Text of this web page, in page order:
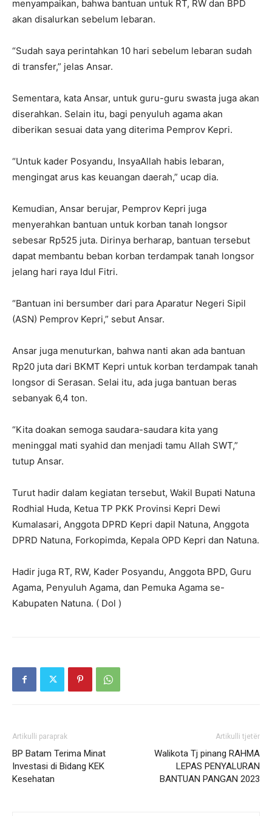
menyampaikan, bahwa bantuan untuk RT, RW dan BPD
akan disalurkan sebelum lebaran.
“Sudah saya perintahkan 10 hari sebelum lebaran sudah
di transfer,” jelas Ansar.
Sementara, kata Ansar, untuk guru-guru swasta juga akan
diserahkan. Selain itu, bagi penyuluh agama akan
diberikan sesuai data yang diterima Pemprov Kepri.
“Untuk kader Posyandu, InsyaAllah habis lebaran,
mengingat arus kas keuangan daerah,” ucap dia.
Kemudian, Ansar berujar, Pemprov Kepri juga
menyerahkan bantuan untuk korban tanah longsor
sebesar Rp525 juta. Dirinya berharap, bantuan tersebut
dapat membantu beban korban terdampak tanah longsor
jelang hari raya Idul Fitri.
“Bantuan ini bersumber dari para Aparatur Negeri Sipil
(ASN) Pemprov Kepri,” sebut Ansar.
Ansar juga menuturkan, bahwa nanti akan ada bantuan
Rp20 juta dari BKMT Kepri untuk korban terdampak tanah
longsor di Serasan. Selai itu, ada juga bantuan beras
sebanyak 6,4 ton.
“Kita doakan semoga saudara-saudara kita yang
meninggal mati syahid dan menjadi tamu Allah SWT,”
tutup Ansar.
Turut hadir dalam kegiatan tersebut, Wakil Bupati Natuna
Rodhial Huda, Ketua TP PKK Provinsi Kepri Dewi
Kumalasari, Anggota DPRD Kepri dapil Natuna, Anggota
DPRD Natuna, Forkopimda, Kepala OPD Kepri dan Natuna.
Hadir juga RT, RW, Kader Posyandu, Anggota BPD, Guru
Agama, Penyuluh Agama, dan Pemuka Agama se-
Kabupaten Natuna. ( Dol )
Artikulli paraprak
BP Batam Terima Minat
Investasi di Bidang KEK
Kesehatan
Artikulli tjetër
Walikota Tj pinang RAHMA
LEPAS PENYALURAN
BANTUAN PANGAN 2023